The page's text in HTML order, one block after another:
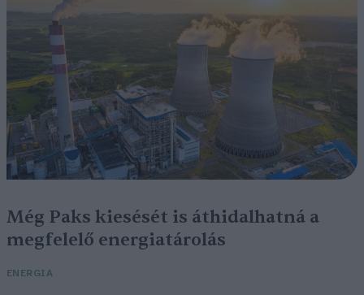
Még Paks kiesését is áthidalhatná a
megfelelő energiatárolás
ENERGIA